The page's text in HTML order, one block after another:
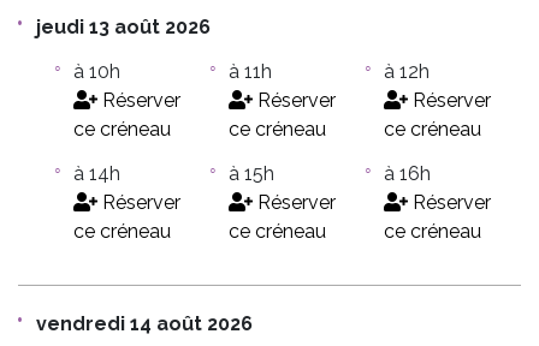
jeudi 13 août 2026
à 10h
Réserver
ce créneau
à 11h
Réserver
ce créneau
à 12h
Réserver
ce créneau
à 14h
Réserver
ce créneau
à 15h
Réserver
ce créneau
à 16h
Réserver
ce créneau
vendredi 14 août 2026